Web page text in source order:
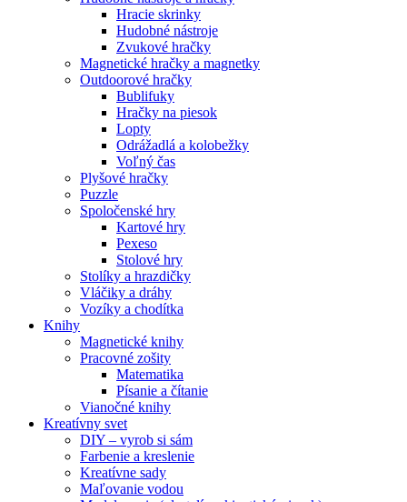
Hracie skrinky
Hudobné nástroje
Zvukové hračky
Magnetické hračky a magnetky
Outdoorové hračky
Bublifuky
Hračky na piesok
Lopty
Odrážadlá a kolobežky
Voľný čas
Plyšové hračky
Puzzle
Spoločenské hry
Kartové hry
Pexeso
Stolové hry
Stolíky a hrazdičky
Vláčiky a dráhy
Vozíky a chodítka
Knihy
Magnetické knihy
Pracovné zošity
Matematika
Písanie a čítanie
Vianočné knihy
Kreatívny svet
DIY – vyrob si sám
Farbenie a kreslenie
Kreatívne sady
Maľovanie vodou